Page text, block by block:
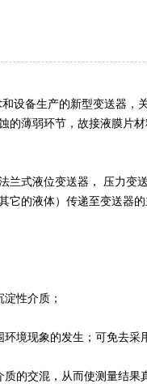
设备生产的新型变送器，
的薄弱环节，故接液膜片
兰式液位变送器， 压力变
它的液体）传递至变送器
性介质；
境现象的发生；可免去
的交混，从而使测量结果